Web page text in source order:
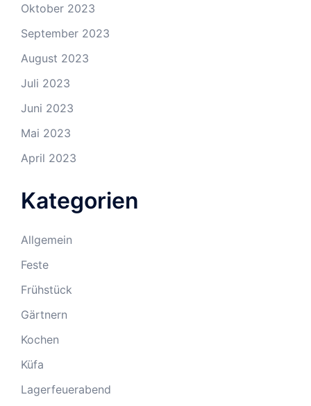
Oktober 2023
September 2023
August 2023
Juli 2023
Juni 2023
Mai 2023
April 2023
Kategorien
Allgemein
Feste
Frühstück
Gärtnern
Kochen
Küfa
Lagerfeuerabend